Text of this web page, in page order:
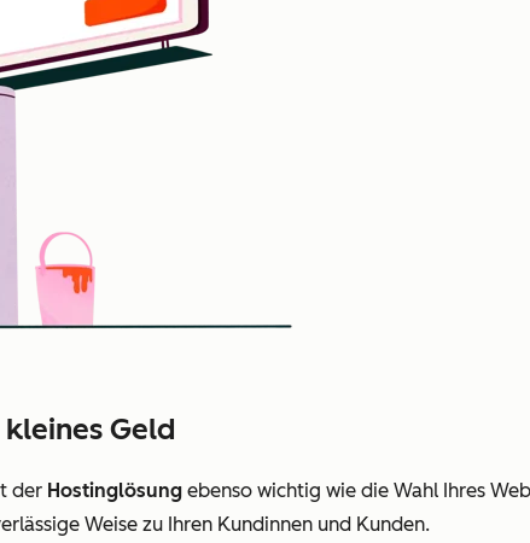
Geld
der Hostinglösung ebenso wichtig wie die Wahl Ihres
Weise zu Ihren Kundinnen und Kunden.